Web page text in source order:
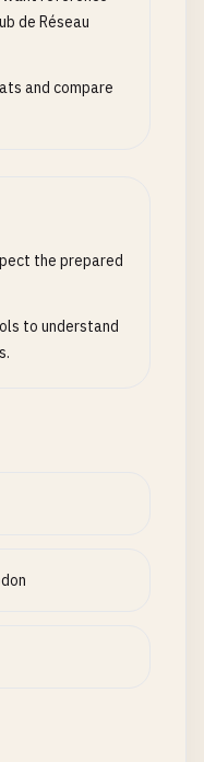
de Réseau
and compare
the prepared
to understand